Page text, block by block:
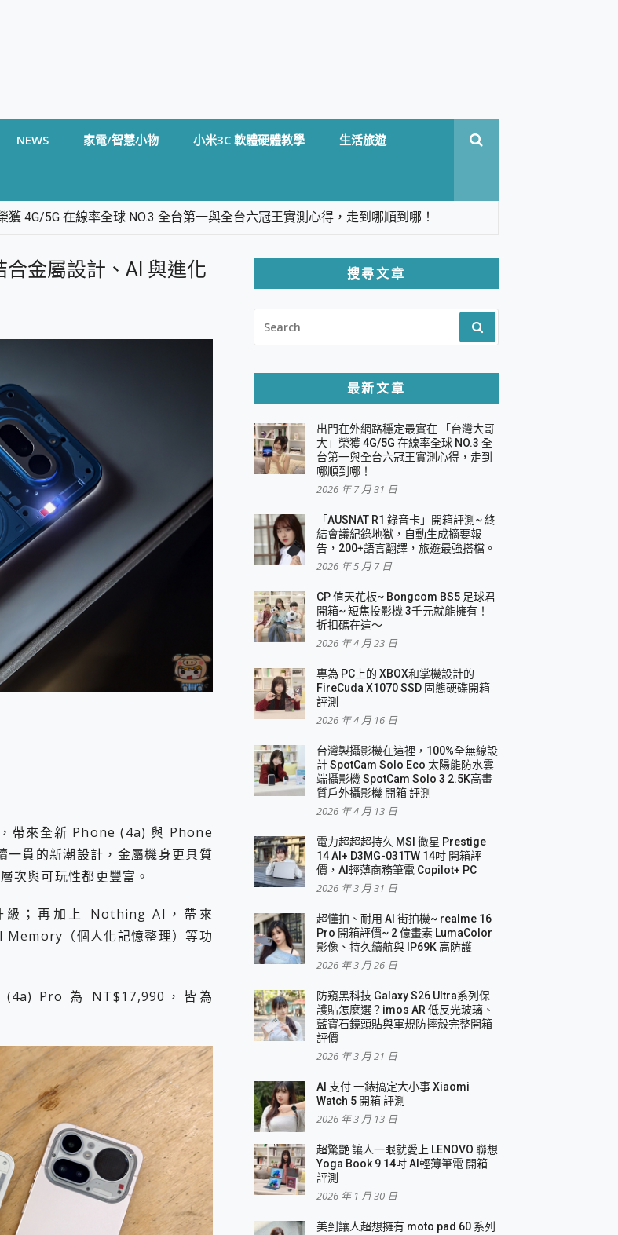
NEWS 家電/智慧小物 小米3C 軟體硬體教學 生活旅遊
4G/5G 在線率全球 NO.3 全台第一與全台六冠王實測心得，走到哪順到哪！
SSD 固態硬碟開箱 評測
Solo Eco 太陽能防水雲端攝影機 SpotCam Solo 3 2.5K高畫質戶外攝影機 開箱 評
031TW 14吋 開箱評價，AI輕薄商務筆電 Copilot+ PC
評價~ 2 億畫素 LumaColor 影像、持久續航與 IP69K 高防護
選？imos AR 低反光玻璃、藍寶石鏡頭貼與軍規防摔殼完整開箱評價
評測
9 14吋 AI輕薄筆電 開箱 評測
| Swarovski razr 60 冰藍限定版本 開箱 評測
除與格式化有防寫保護的隨身碟或SD卡
Converter AI 新版全解析 × 年末優惠，一篇全看懂
境燈 我通通都要！ Starfish 2 幻彩膠囊投影機｜結合「 智慧投影 & 煥彩流動 」的沈浸
K1 系列 異星機械鍵盤與 Mercury X 系列 輕量無線電競滑鼠 開箱 評測
QD-OLED 超寬曲面電競螢幕，多工辦公、爽度滿滿的終極桌面體驗
家導入 UL MCV 行銷宣告驗證的手機配件品牌
21 週年到來，「Slogan 海報徵稿活動」好康大放送
MXs2 5000mAh薄型磁吸無線急速行動電源 開箱 評測
穿戴式智慧冷暖調溫裝置 開箱 評測
Fest 五折優惠嗨翻天！支援 iOS/Android！
能滿足全場景拍攝需求？
您的AI 秘書已上線 每月免費送你 300分鐘轉寫
・創作儲存方案登場，趕快來AGI亞奇雷挑戰任務抽 PS5！
M5 10000mAh 5合1 磁吸無線急速行動電源 開箱 評測
源】 可靠的旅行夥伴！帶給您優異的安全性與強大供電效能
MD272UPSW 27型」 4K IPS 輕薄商用智慧聯網螢幕 開箱 評測
控AI筆電 開箱 評測
14 5G 遊戲戰鬥值爆表，效能x娛樂全都要！
備充電一起搞定 ONPRO MagReact™ M3 3 in 1可攜摺疊無線充電器 開箱 評測
機，無感配戴! 超穩超服貼，音質、通話也很優質
影棚!
劇院串流盒 開箱 評測
vivo X200 就是這麼好拍
去除人聲 人聲 音樂分離 2024 消除人聲推薦
魔物獵人 Now飛人 ios教學 不出門也可以到處走
也可以飛遍全世界
好充滿 CUKTECH 酷態科 300W 微型充電站 開箱 評測
Data Recovery Wizard Free 18.0.0 業界最好的資料救援軟體
Partition Master 就是這麼簡單
像旗艦手機! 加碼小旗艦 Xiaomi 14 開箱 評測
音質明亮溫潤，並支援雙設備連接~
Claw A1M-026TW 電競掌機
學鏡頭、攝影棚級柔光環、拍攝功能最好玩的美拍神機 vivo V30 Pro
A1M-026TW 電競掌機 開箱 評測
架 O-ONE MAG 最會吸的行動電源 開箱 評測
市，登錄在送飛利浦氣炸鍋
有螢幕的耳機會是智商稅嗎?
金雙周卡體驗，專案價最低 NT$0 起
限量版開賣，攜手味全龍進駐大巨蛋萬人盛典
金屬設計、AI 與進化
帶來全新 Phone (4a) 與 Phone
貫的新潮設計，金屬機身更具質
次與可玩性都更豐富。
級；再加上 Nothing AI，帶來
（個人化記憶整理）等功
Pro 為 NT$17,990，皆為
搜尋文章
FOR:
最新文章
出門在外網路穩定最實在 「台灣大哥
大」榮獲 4G/5G 在線率全球 NO.3 全
台第一與全台六冠王實測心得，走到
哪順到哪！
2026 年 7 月 31 日
「AUSNAT R1 錄音卡」開箱評測~ 終
結會議紀錄地獄，自動生成摘要報
告，200+語言翻譯，旅遊最強搭檔。
2026 年 5 月 7 日
CP 值天花板~ Bongcom BS5 足球君
開箱~ 短焦投影機 3千元就能擁有！
折扣碼在這～
2026 年 4 月 23 日
專為 PC上的 XBOX和掌機設計的
FireCuda X1070 SSD 固態硬碟開箱
評測
2026 年 4 月 16 日
台灣製攝影機在這裡，100%全無線設
計 SpotCam Solo Eco 太陽能防水雲
端攝影機 SpotCam Solo 3 2.5K高畫
質戶外攝影機 開箱 評測
2026 年 4 月 13 日
電力超超超持久 MSI 微星 Prestige
14 AI+ D3MG-031TW 14吋 開箱評
價，AI輕薄商務筆電 Copilot+ PC
2026 年 3 月 31 日
超懂拍、耐用 AI 街拍機~ realme 16
Pro 開箱評價~ 2 億畫素 LumaColor
影像、持久續航與 IP69K 高防護
2026 年 3 月 26 日
防窺黑科技 Galaxy S26 Ultra系列保
護貼怎麼選？imos AR 低反光玻璃、
藍寶石鏡頭貼與軍規防摔殼完整開箱
評價
2026 年 3 月 21 日
AI 支付 一錶搞定大小事 Xiaomi
Watch 5 開箱 評測
2026 年 3 月 13 日
超驚艷 讓人一眼就愛上 LENOVO 聯想
Yoga Book 9 14吋 AI輕薄筆電 開箱
評測
2026 年 1 月 30 日
美到讓人超想擁有 moto pad 60 系列